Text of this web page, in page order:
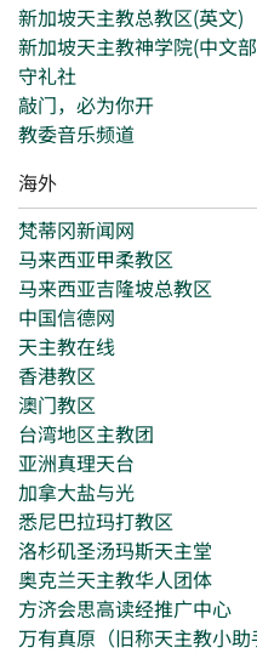
新加坡天主教总教区(英文)
新加坡天主教神学院(中文部
守礼社
敲门，必为你开
教委音乐频道
海外
梵蒂冈新闻网
马来西亚甲柔教区
马来西亚吉隆坡总教区
中国信德网
天主教在线
香港教区
澳门教区
台湾地区主教团
亚洲真理天台
加拿大盐与光
悉尼巴拉玛打教区
洛杉矶圣汤玛斯天主堂
奥克兰天主教华人团体
方济会思高读经推广中心
万有真原（旧称天主教小助